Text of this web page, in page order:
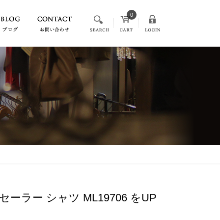
0
ーラー シャツ ML19706 をUP